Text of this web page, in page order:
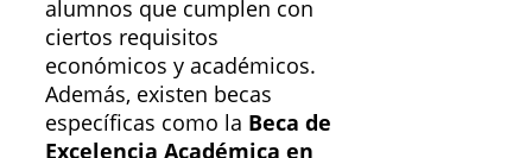
alumnos que cumplen con
ciertos requisitos
económicos y académicos.
Además, existen becas
específicas como la Beca de
Excelencia Académica en